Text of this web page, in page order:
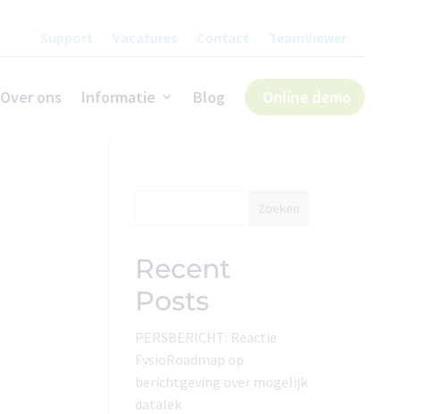
Support Vacatures Contact TeamViewer
Over ons Informatie Blog Online demo
Zoeken
Recent
Posts
PERSBERICHT: Reactie
FysioRoadmap op
berichtgeving over mogelijk
datalek